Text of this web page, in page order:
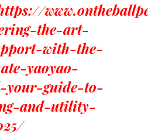
the-art-
with-the-
yaoyao-
your-guide-to-
and-utility-